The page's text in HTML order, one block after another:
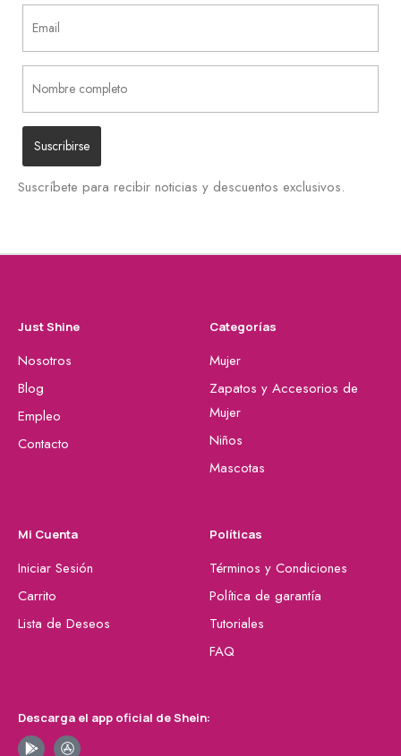
Suscríbete para recibir noticias y descuentos exclusivos.
Just Shine
Nosotros
Blog
Empleo
Contacto
Categorías
Mujer
Zapatos y Accesorios de
Mujer
Niños
Mascotas
Mi Cuenta
Iniciar Sesión
Carrito
Lista de Deseos
Políticas
Términos y Condiciones
Política de garantía
Tutoriales
FAQ
Descarga el app oficial de Shein: